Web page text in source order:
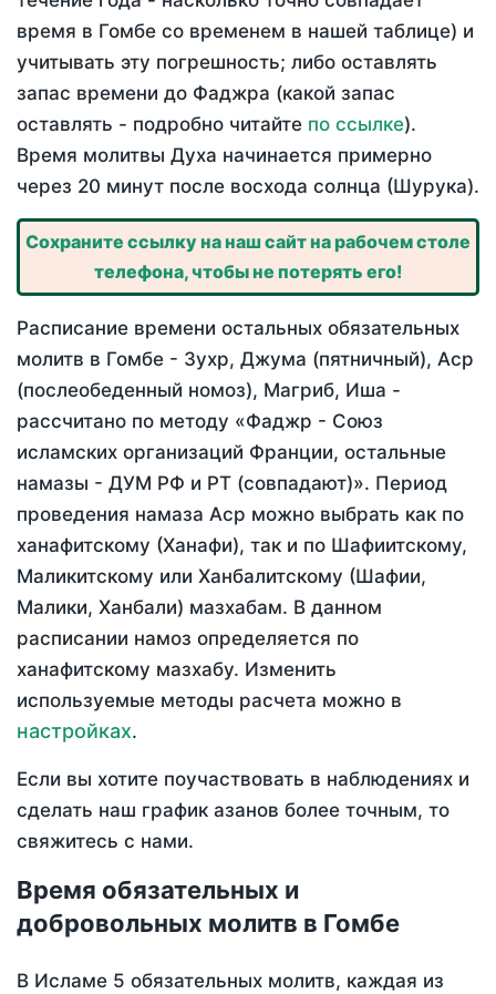
время в Гомбе со временем в нашей таблице) и
учитывать эту погрешность; либо оставлять
запас времени до Фаджра (какой запас
оставлять - подробно читайте по ссылке).
Время молитвы Духа начинается примерно
через 20 минут после восхода солнца (Шурука).
Сохраните ссылку на наш сайт на рабочем столе
телефона, чтобы не потерять его!
Расписание времени остальных обязательных
молитв в Гомбе - Зухр, Джума (пятничный), Аср
(послеобеденный номоз), Магриб, Иша -
рассчитано по методу «Фаджр - Союз
исламских организаций Франции, остальные
намазы - ДУМ РФ и РТ (совпадают)». Период
проведения намаза Аср можно выбрать как по
ханафитскому (Ханафи), так и по Шафиитскому,
Маликитскому или Ханбалитскому (Шафии,
Малики, Ханбали) мазхабам. В данном
расписании намоз определяется по
ханафитскому мазхабу. Изменить
используемые методы расчета можно в
настройках.
Если вы хотите поучаствовать в наблюдениях и
сделать наш график азанов более точным, то
свяжитесь с нами.
Время обязательных и
добровольных молитв в Гомбе
В Исламе 5 обязательных молитв, каждая из